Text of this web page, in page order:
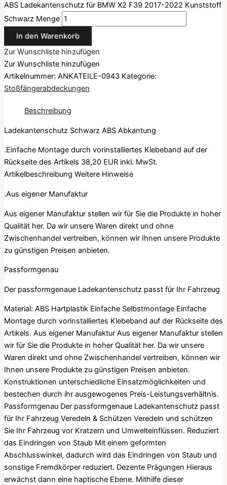
ABS Ladekantenschutz für BMW X2 F39 2017-2022 Kunststoff
Schwarz Menge
In den Warenkorb
Zur Wunschliste hinzufügen
Zur Wunschliste hinzufügen
Artikelnummer: ANKATEILE-0943 Kategorie:
Stoßfängerabdeckungen
Beschreibung
Ladekantenschutz Schwarz ABS Abkantung
.Einfache Montage durch vorinstalliertes Klebeband auf der
Rückseite des Artikels 38,20 EUR inkl. MwSt.
Artikelbeschreibung Weitere Hinweise
.Aus eigener Manufaktur
Aus eigener Manufaktur stellen wir für Sie die Produkte in hoher
Qualität her. Da wir unsere Waren direkt und ohne
Zwischenhandel vertreiben, können wir Ihnen unsere Produkte
zu günstigen Preisen anbieten.
Passformgenau
Der passformgenaue Ladekantenschutz passt für Ihr Fahrzeug
Material: ABS Hartplastik Einfache Selbstmontage Einfache
Montage durch vorinstalliertes Klebeband auf der Rückseite des
Artikels. Aus eigener Manufaktur Aus eigener Manufaktur stellen
wir für Sie die Produkte in hoher Qualität her. Da wir unsere
Waren direkt und ohne Zwischenhandel vertreiben, können wir
Ihnen unsere Produkte zu günstigen Preisen anbieten.
Konstruktionen unterschiedliche Einsatzmöglichkeiten und
bestechen durch ihr ausgewogenes Preis-Leistungsverhältnis.
Passformgenau Der passformgenaue Ladekantenschutz passt
für Ihr Fahrzeug Veredeln & Schützen Veredeln und schützen
Sie Ihr Fahrzeug vor Kratzern und Umwelteinflüssen. Reduziert
das Eindringen von Staub Mit einem geformten
Abschlusswinkel, dadurch wird das Eindringen von Staub und
sonstige Fremdkörper reduziert. Dezente Prägungen Hieraus
erwächst dann eine haptische Ebene. Mithilfe dieser